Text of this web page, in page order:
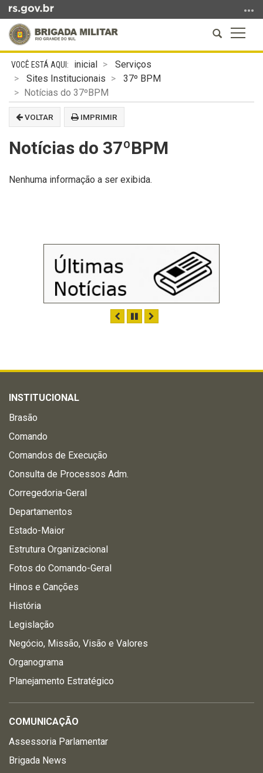
para
conteúdo
para
menu
a
Abrir
a
Início
conteúdo
inicial
Serviços
Sites Institucionais
37º BPM
Notícias do 37ºBPM
VOLTAR IMPRIMIR
Notícias do 37ºBPM
Nenhuma informação a ser exibida.
ANTERIOR
PAUSAR
INSTITUCIONAL
Brasão
Comando
Comandos de Execução
Consulta de Processos Adm.
Corregedoria-Geral
Departamentos
Estado-Maior
Estrutura Organizacional
Fotos do Comando-Geral
Hinos e Canções
História
Legislação
Negócio, Missão, Visão e Valores
Organograma
Planejamento Estratégico
COMUNICAÇÃO
Assessoria Parlamentar
Brigada News